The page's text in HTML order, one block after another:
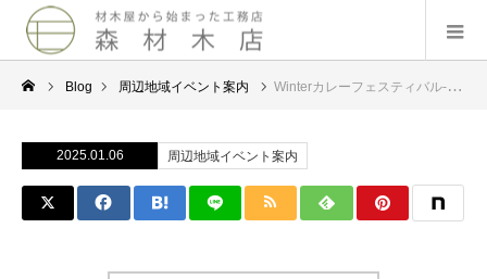
Blog 周辺地域イベント案内 Winterカレーフェスティバル-岡山市サウスヴィレッジ – 2025.01.18 & 01.19
2025.01.06 周辺地域イベント案内